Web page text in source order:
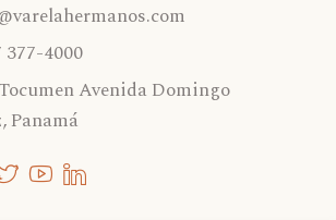
377-4000
Avenida Domingo
Panamá